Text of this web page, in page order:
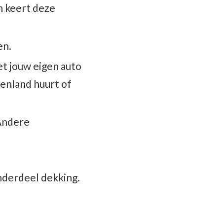
keert deze
jouw eigen auto
huurt of
dekking.